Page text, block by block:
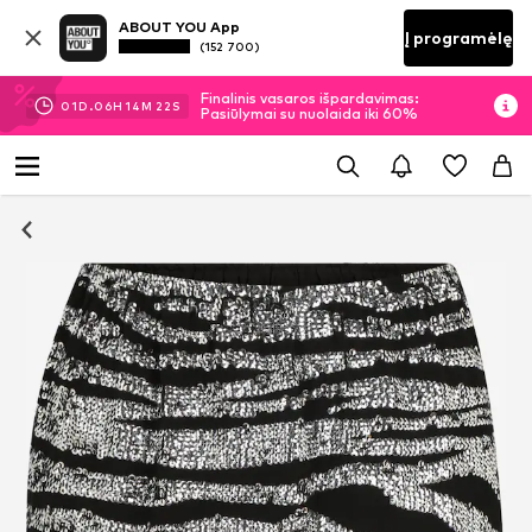
ABOUT YOU App
(152 700) Į programėlę
01D.06H 14M 22 S
Finalinis vasaros išpardavimas:
Pasiūlymai su nuolaida iki 60%